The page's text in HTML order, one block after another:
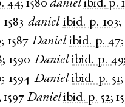
44;1580 daniel ibid. p.
1583 daniel ibid. p. 103;
; 1587 Daniel ibid. p. 47;
;1590 Daniel ibid. p. 49
; 1594 Daniel ibid. p. 51
1597 Danielibid. p. 52;